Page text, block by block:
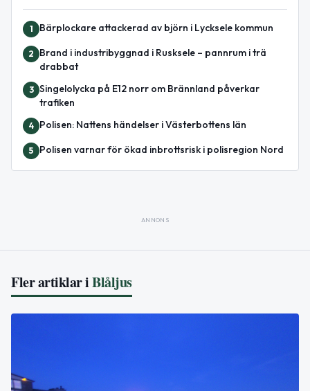
1 Bärplockare attackerad av björn i Lycksele kommun
2
Brand i industribyggnad i Rusksele – pannrum i trä
drabbat
3 Singelolycka på E12 norr om Brännland påverkar
trafiken
4 Polisen: Nattens händelser i Västerbottens län
5 Polisen varnar för ökad inbrottsrisk i polisregion Nord
ANNONS
Fler artiklar iBlåljus